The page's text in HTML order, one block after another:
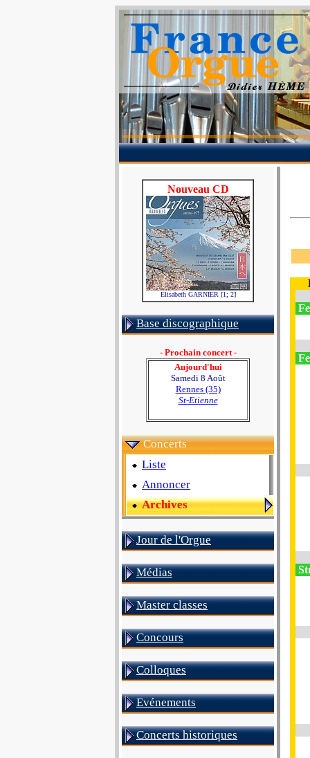
Nouveau CD
Elisabeth GARNIER [1; 2]
Base discographique
- Prochain concert -
Aujourd'hui
Samedi 8 Août
Rennes (35)
St-Etienne
Concerts
Liste
Annoncer
Archives
Jour de l'Orgue
Médias
Master classes
Concours
Colloques
Evénements
Concerts historiques